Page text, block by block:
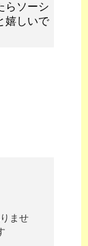
らソーシ
嬉しいで
ませ